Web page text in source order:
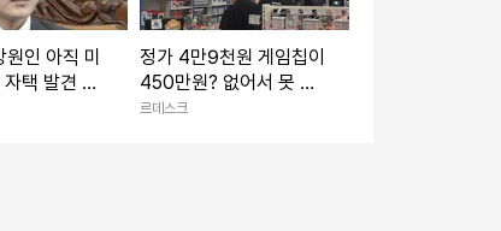
인 아직 미
택 발견 뒤
정가 4만9천원 게임칩이
450만원? 없어서 못 사
는 '그 시절의 향수'
르데스크